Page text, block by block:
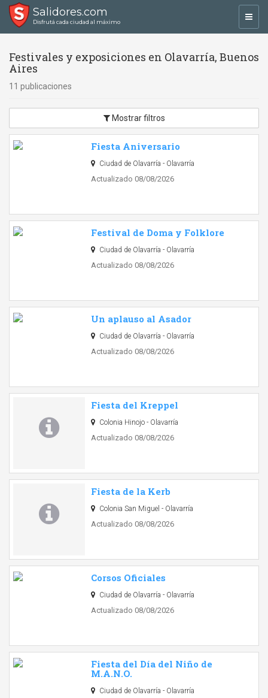
Salidores.com
Disfrutá cada ciudad al máximo
Festivales y exposiciones en Olavarría, Buenos
Aires
11 publicaciones
Mostrar filtros
Fiesta Aniversario
Ciudad de Olavarría - Olavarría
Actualizado 08/08/2026
Festival de Doma y Folklore
Ciudad de Olavarría - Olavarría
Actualizado 08/08/2026
Un aplauso al Asador
Ciudad de Olavarría - Olavarría
Actualizado 08/08/2026
Fiesta del Kreppel
Colonia Hinojo - Olavarría
Actualizado 08/08/2026
Fiesta de la Kerb
Colonia San Miguel - Olavarría
Actualizado 08/08/2026
Corsos Oficiales
Ciudad de Olavarría - Olavarría
Actualizado 08/08/2026
Fiesta del Día del Niño de
M.A.N.O.
Ciudad de Olavarría - Olavarría